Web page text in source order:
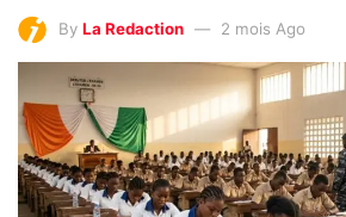
By La Redaction 2 mois Ago